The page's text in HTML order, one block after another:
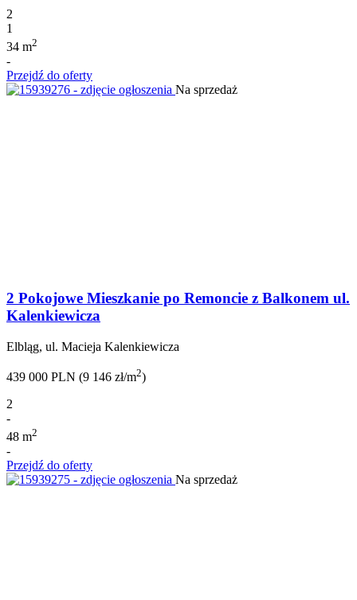
2
1
34 m2
-
Przejdź do oferty
Na sprzedaż
2 Pokojowe Mieszkanie po Remoncie z Balkonem ul.
Kalenkiewicza
Elbląg, ul. Macieja Kalenkiewicza
439 000 PLN (9 146 zł/m2)
2
-
48 m2
-
Przejdź do oferty
Na sprzedaż